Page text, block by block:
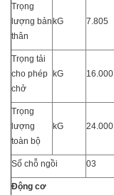
Trọng
lượng bản
thân
kG 7.805
Trọng tải
cho phép
chở
kG 16.000
Trọng
lượng
toàn bộ
kG 24.000
Số chỗ ngồi 03
Động cơ